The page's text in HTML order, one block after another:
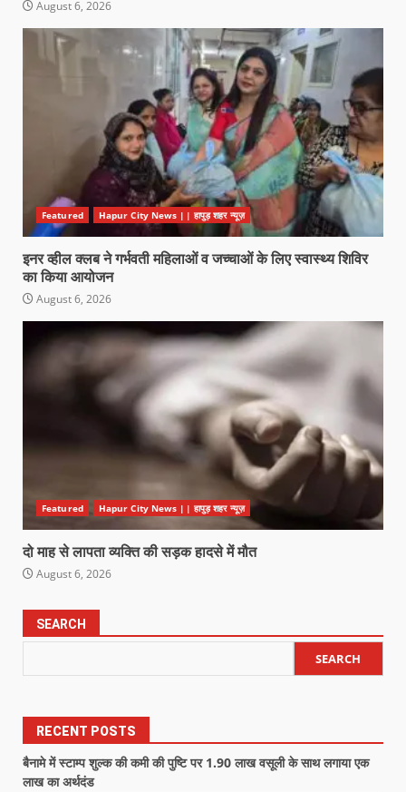
August 6, 2026
Featured Hapur City News || हापुड़ शहर न्यूज़
इनर व्हील क्लब ने गर्भवती महिलाओं व जच्चाओं के लिए स्वास्थ्य शिविर
का किया आयोजन
August 6, 2026
Featured Hapur City News || हापुड़ शहर न्यूज़
दो माह से लापता व्यक्ति की सड़क हादसे में मौत
August 6, 2026
SEARCH
SEARCH
RECENT POSTS
बैनामे में स्टाम्प शुल्क की कमी की पुष्टि पर 1.90 लाख वसूली के साथ लगाया एक
लाख का अर्थदंड